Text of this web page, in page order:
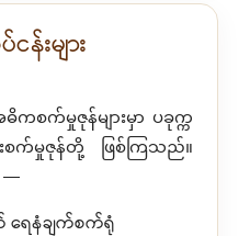
းများ
စက်မှုဇုန်များမှာ ပခုက္က
စက်မှုဇုန်တို့ ဖြစ်ကြသည်။
—
ရေနံချက်စက်ရုံ